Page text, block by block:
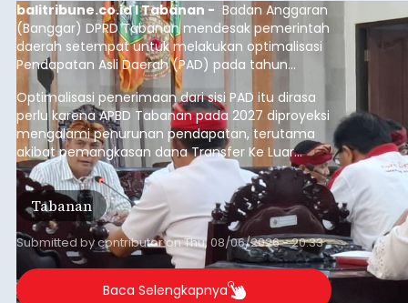
balitribune.co.id I Tabanan - Badan Anggaran
(Banggar) DPRD Tabanan mendesak pemerintah
daerah setempat untuk melakukan optimalisasi
Pendapatan Asli Daerah (PAD) pada tahun
anggaran 2027.
Optimalisasi penerimaan dari sisi PAD itu dirasa
perlu karena APBD Tabanan pada 2027 diproyeksi
mengalami penurunan pendapatan, terutama
akibat pemangkasan dana Transfer Ke Luar
Daerah (TKD) dari pemerintah pusat.
Tabanan
Submitted bycontributoronThu, 08/06/2026 - 20:33
Baca Selengkapnya